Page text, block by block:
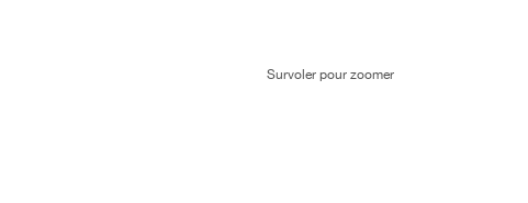
Survoler pour zoomer